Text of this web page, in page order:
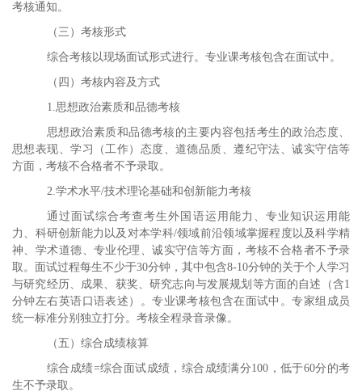
考核通知。
（三）考核形式
综合考核以现场面试形式进行。专业课考核包含在面试中 。
（四）考核内容及方式
1.思想政治素质和品德考核
思想政治素质和品德考核的主要内容包括考生的政治态度、
思想表现、学习（工作）态度、道德品质、遵纪守法、诚实守信等
方面，考核不合格者不予录取。
2.学术水平/技术理论基础和创新能力考核
通过面试综合考查考生外国语运用能力、专业知识运用能
力、科研创新能力以及对本学科/领域前沿领域掌握程度以及科学精
神、学术道德、专业伦理、诚实守信等方面，考核不合格者不予录
取。面试过程每生不少于30分钟，其中包含8-10分钟的关于个人学习
与研究经历、成果、获奖、研究志向与发展规划等方面的自述（含1
分钟左右英语口语表述）。专业课考核包含在面试中。专家组成员
统一标准分别独立打分。考核全程录音录像。
（五）综合成绩核算
综合成绩=综合面试成绩，综合成绩满分100 ，低于60分的考
生不予录取。